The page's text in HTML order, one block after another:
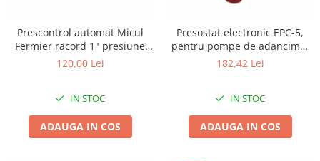
Masini de tuns gazon pe benzina
Tractoraș de tuns gazonul
Incubatoare, oparitoare si
deplumatoare
Echipamente pentru animale
Prescontrol automat Micul
Fermier racord 1" presiune
maxima 10bar, cu manometru
120,00 Lei
IN STOC
ADAUGA IN COS
Presostat electronic EPC-5,
pentru pompe de adancime,
10 bari
182,42 Lei
IN STOC
ADAUGA IN COS